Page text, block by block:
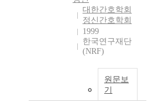
대한간호학회
정신간호학회
1999
한국연구재단
(NRF)
원문보
기